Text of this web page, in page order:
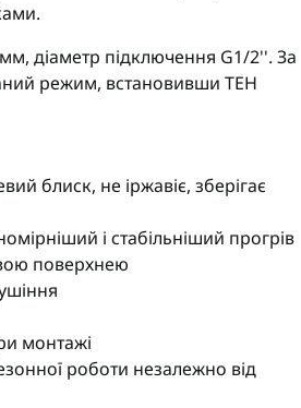
діаметр підключення G1/2''. За
режим, встановивши ТЕН
блиск, не іржавіє, зберігає
і стабільніший прогрів
поверхнею
монтажі
роботи незалежно від